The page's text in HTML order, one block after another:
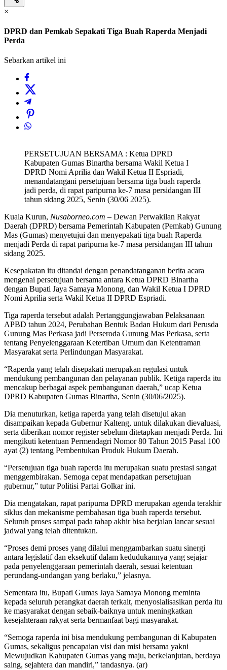
×
DPRD dan Pemkab Sepakati Tiga Buah Raperda Menjadi
Perda
Sebarkan artikel ini
PERSETUJUAN BERSAMA : Ketua DPRD
Kabupaten Gumas Binartha bersama Wakil Ketua I
DPRD Nomi Aprilia dan Wakil Ketua II Espriadi,
menandatangani persetujuan bersama tiga buah raperda
jadi perda, di rapat paripurna ke-7 masa persidangan III
tahun sidang 2025, Senin (30/06 2025).
Kuala Kurun, Nusaborneo.com – Dewan Perwakilan Rakyat
Daerah (DPRD) bersama Pemerintah Kabupaten (Pemkab) Gunung
Mas (Gumas) menyetujui dan menyepakati tiga buah Raperda
menjadi Perda di rapat paripurna ke-7 masa persidangan III tahun
sidang 2025.
Kesepakatan itu ditandai dengan penandatanganan berita acara
mengenai persetujuan bersama antara Ketua DPRD Binartha
dengan Bupati Jaya Samaya Monong, dan Wakil Ketua I DPRD
Nomi Aprilia serta Wakil Ketua II DPRD Espriadi.
Tiga raperda tersebut adalah Pertanggungjawaban Pelaksanaan
APBD tahun 2024, Perubahan Bentuk Badan Hukum dari Perusda
Gunung Mas Perkasa jadi Perseroda Gunung Mas Perkasa, serta
tentang Penyelenggaraan Ketertiban Umum dan Ketentraman
Masyarakat serta Perlindungan Masyarakat.
“Raperda yang telah disepakati merupakan regulasi untuk
mendukung pembangunan dan pelayanan publik. Ketiga raperda itu
mencakup berbagai aspek pembangunan daerah,” ucap Ketua
DPRD Kabupaten Gumas Binartha, Senin (30/06/2025).
Dia menuturkan, ketiga raperda yang telah disetujui akan
disampaikan kepada Gubernur Kalteng, untuk dilakukan dievaluasi,
serta diberikan nomor register sebelum ditetapkan menjadi Perda. Ini
mengikuti ketentuan Permendagri Nomor 80 Tahun 2015 Pasal 100
ayat (2) tentang Pembentukan Produk Hukum Daerah.
“Persetujuan tiga buah raperda itu merupakan suatu prestasi sangat
menggembirakan. Semoga cepat mendapatkan persetujuan
gubernur,” tutur Politisi Partai Golkar ini.
Dia mengatakan, rapat paripurna DPRD merupakan agenda terakhir
siklus dan mekanisme pembahasan tiga buah raperda tersebut.
Seluruh proses sampai pada tahap akhir bisa berjalan lancar sesuai
jadwal yang telah ditentukan.
“Proses demi proses yang dilalui menggambarkan suatu sinergi
antara legislatif dan eksekutif dalam kedudukannya yang sejajar
pada penyelenggaraan pemerintah daerah, sesuai ketentuan
perundang-undangan yang berlaku,” jelasnya.
Sementara itu, Bupati Gumas Jaya Samaya Monong meminta
kepada seluruh perangkat daerah terkait, menyosialisasikan perda itu
ke masyarakat dengan sebaik-baiknya untuk meningkatkan
kesejahteraan rakyat serta bermanfaat bagi masyarakat.
“Semoga raperda ini bisa mendukung pembangunan di Kabupaten
Gumas, sekaligus pencapaian visi dan misi bersama yakni
Mewujudkan Kabupaten Gumas yang maju, berkelanjutan, berdaya
saing, sejahtera dan mandiri,” tandasnya. (ar)